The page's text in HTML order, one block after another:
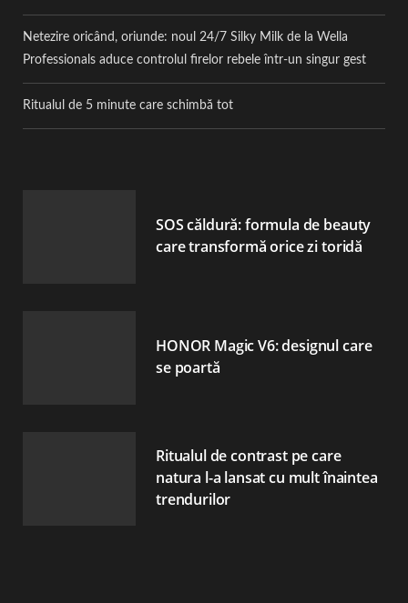
Netezire oricând, oriunde: noul 24/7 Silky Milk de la Wella
Professionals aduce controlul firelor rebele într-un singur gest
Ritualul de 5 minute care schimbă tot
SOS căldură: formula de beauty
care transformă orice zi toridă
HONOR Magic V6: designul care
se poartă
Ritualul de contrast pe care
natura l-a lansat cu mult înaintea
trendurilor